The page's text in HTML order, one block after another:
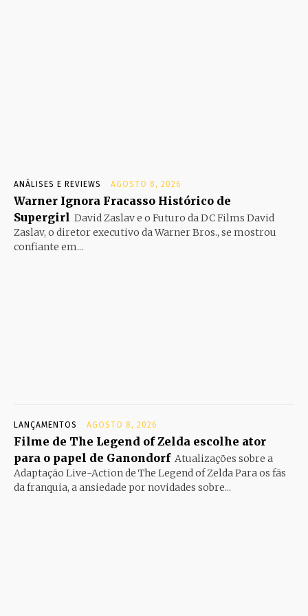
ANÁLISES E REVIEWS AGOSTO 8, 2026
Warner Ignora Fracasso Histórico de
Supergirl David Zaslav e o Futuro da DC Films David
Zaslav, o diretor executivo da Warner Bros., se mostrou
confiante em...
LANÇAMENTOS AGOSTO 8, 2026
Filme de The Legend of Zelda escolhe ator
para o papel de Ganondorf Atualizações sobre a
Adaptação Live-Action de The Legend of Zelda Para os fãs
da franquia, a ansiedade por novidades sobre...